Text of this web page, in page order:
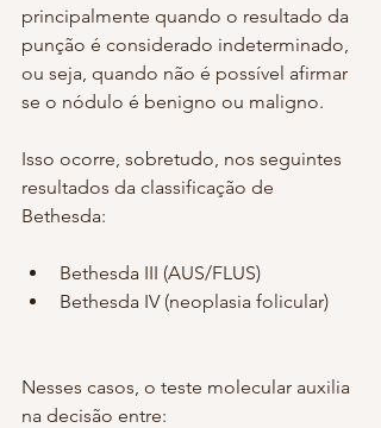
principalmente quando o resultado da
punção é considerado indeterminado,
ou seja, quando não é possível afirmar
se o nódulo é benigno ou maligno.
Isso ocorre, sobretudo, nos seguintes
resultados da classificação de
Bethesda:
Bethesda III (AUS/FLUS)
Bethesda IV (neoplasia folicular)
Nesses casos, o teste molecular auxilia
na decisão entre: